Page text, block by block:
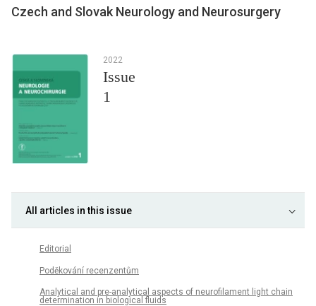
Czech and Slovak Neurology and Neurosurgery
2022
Issue
1
All articles in this issue
Editorial
Poděkování recenzentům
Analytical and pre-analytical aspects of neurofilament light chain
determination in biological fluids